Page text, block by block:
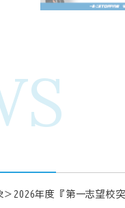
＞2026年度『第一志望校